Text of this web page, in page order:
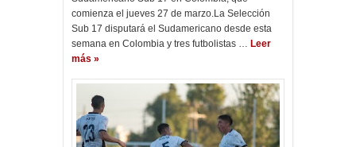
comienza el jueves 27 de marzo.La Selección
Sub 17 disputará el Sudamericano desde esta
semana en Colombia y tres futbolistas … Leer
más »